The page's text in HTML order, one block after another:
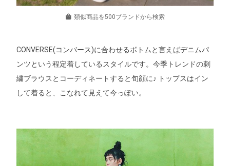
類似商品を500ブランドから検索
CONVERSE(コンバース)に合わせるボトムと言えばデニムパ
ンツという程定着しているスタイルです。今季トレンドの刺
繍ブラウスとコーディネートすると旬顔に♪ トップスはイン
して着ると、こなれて見えて今っぽい。